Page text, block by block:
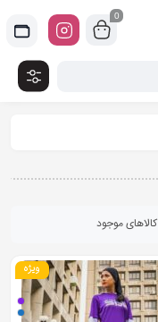
0
کالاهای موجود
ویژه